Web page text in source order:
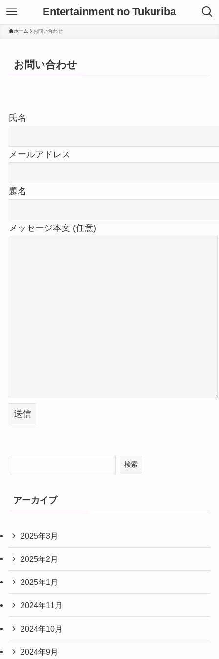
Entertainment no Tukuriba
ホーム お問い合わせ
お問い合わせ
氏名
メールアドレス
題名
メッセージ本文 (任意)
検索
アーカイブ
2025年3月
2025年2月
2025年1月
2024年11月
2024年10月
2024年9月